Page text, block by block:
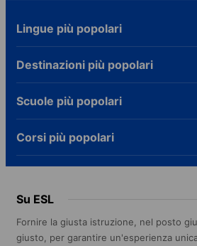
Lingue più popolari
Destinazioni più popolari
Scuole più popolari
Corsi più popolari
Su ESL
Fornire la giusta istruzione, nel posto
giusto, per garantire un'esperienza